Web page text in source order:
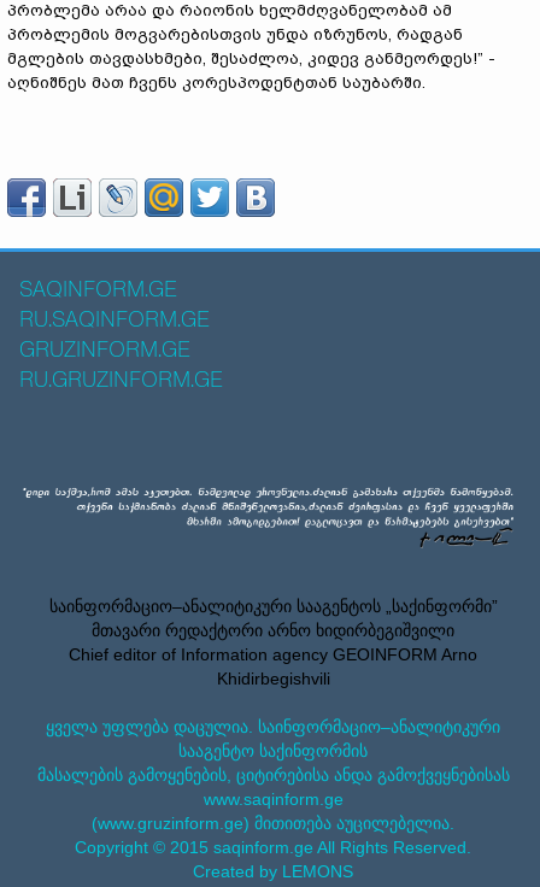
პრობლემა არაა და რაიონის ხელმძღვანელობამ ამ
პრობლემის მოგვარებისთვის უნდა იზრუნოს, რადგან
მგლების თავდასხმები, შესაძლოა, კიდევ განმეორდეს!” -
აღნიშნეს მათ ჩვენს კორესპოდენტთან საუბარში.
SAQINFORM.GE
RU.SAQINFORM.GE
GRUZINFORM.GE
RU.GRUZINFORM.GE
საინფორმაციო–ანალიტიკური სააგენტოს „საქინფორმი”
მთავარი რედაქტორი არნო ხიდირბეგიშვილი
Chief editor of Information agency GEOINFORM Arno
Khidirbegishvili
ყველა უფლება დაცულია. საინფორმაციო–ანალიტიკური
სააგენტო საქინფორმის
მასალების გამოყენების, ციტირებისა ანდა გამოქვეყნებისას
www.saqinform.ge
(www.gruzinform.ge) მითითება აუცილებელია.
Copyright © 2015 saqinform.ge All Rights Reserved.
Created by LEMONS